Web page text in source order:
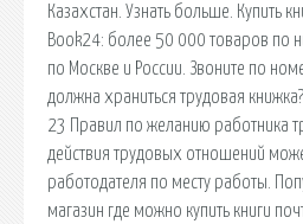
Казахстан. Узнать больше. Купить
Book24: более 50 000 товаров по
по Москве и России. Звоните по
должна храниться трудовая
23 Правил по желанию работника
действия трудовых отношений
работодателя по месту работы.
магазин где можно купить книги